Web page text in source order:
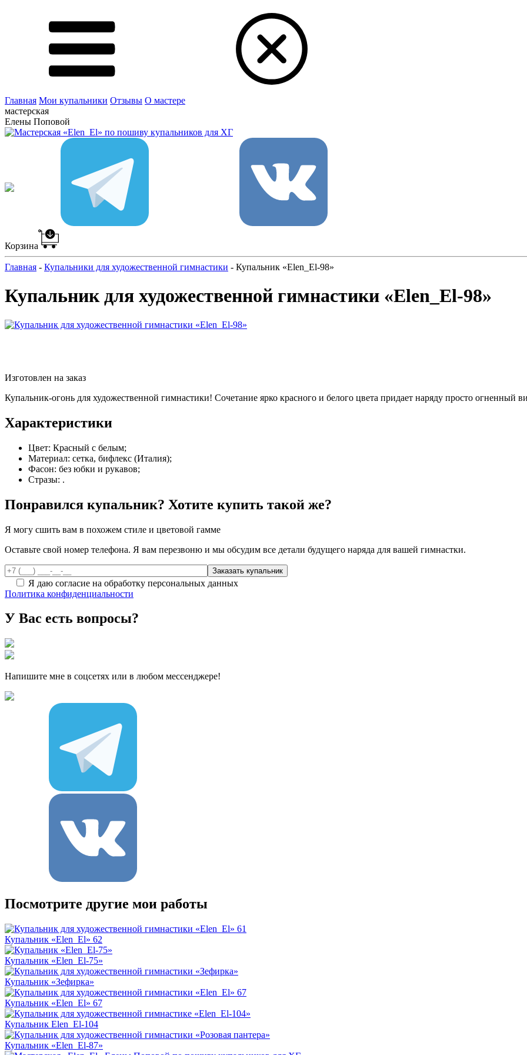
Главная Мои купальники Отзывы О мастере
мастерская
Елены Поповой
Корзина
Главная - Купальники для художественной гимнастики - Купальник «Elen_El-98»
Купальник для художественной гимнастики «Elen_El-98»
Изготовлен на заказ
Купальник-огонь для художественной гимнастики! Сочетание ярко красного и белого цвета придает наряду просто огненный
Характеристики
Цвет: Красный с белым;
Материал: сетка, бифлекс (Италия);
Фасон: без юбки и рукавов;
Стразы: .
Понравился купальник? Хотите купить такой же?
Я могу сшить вам в похожем стиле и цветовой гамме
Оставьте свой номер телефона. Я вам перезвоню и мы обсудим все детали будущего наряда для вашей гимнастки.
Я даю согласие на обработку персональных данных
Политика конфиденциальности
У Вас есть вопросы?
Напишите мне в соцсетях или в любом мессенджере!
Посмотрите другие мои работы
Купальник «Elen_El» 62
Купальник «Elen_El-75»
Купальник «Зефирка»
Купальник «Elen_El» 67
Купальник Elen_El-104
Купальник «Elen_El-87»